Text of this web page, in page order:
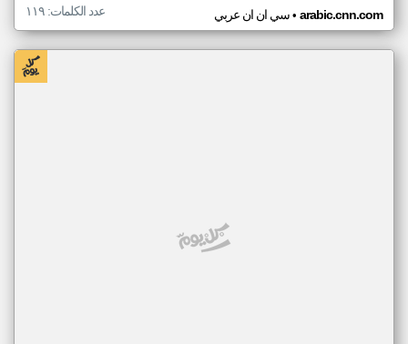
سي ان ان عربي• arabic.cnn.com عدد الكلمات: ١١٩